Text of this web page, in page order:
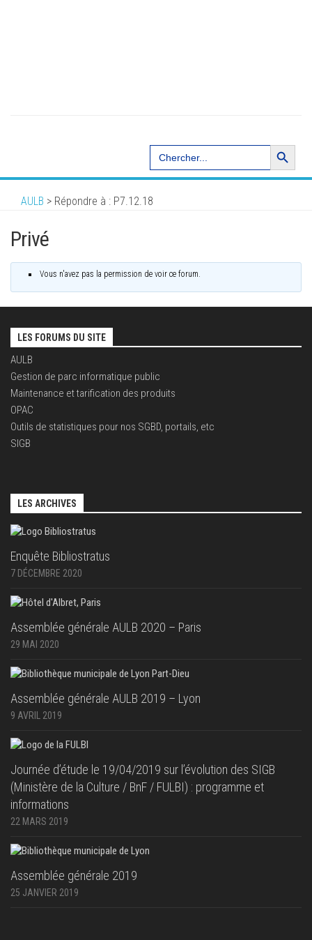
Search
for:
Search Button
AULB > Répondre à : P7.12.18
Privé
Vous n'avez pas la permission de voir ce forum.
LES FORUMS DU SITE
AULB
Gestion de parc informatique public
Maintenance et tarification des produits
OPAC
Outils de statistiques pour nos SGBD, portails, etc
SIGB
LES ARCHIVES
Enquête Bibliostratus
7 DÉCEMBRE 2020
Assemblée générale AULB 2020 – Paris
29 MAI 2020
Assemblée générale AULB 2019 – Lyon
9 AVRIL 2019
Journée d’étude le 19/04/2019 sur l’évolution des SIGB
(Ministère de la Culture / BnF / FULBI) : programme et
informations
22 MARS 2019
Assemblée générale 2019
25 JANVIER 2019